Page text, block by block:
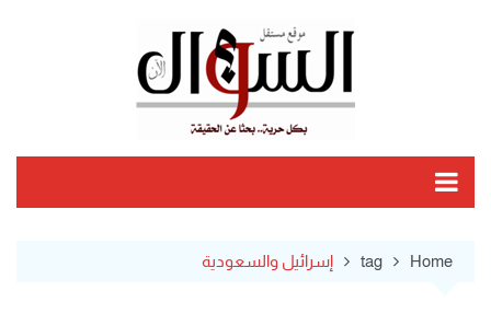
Home
tag إسرائيل والسعودية